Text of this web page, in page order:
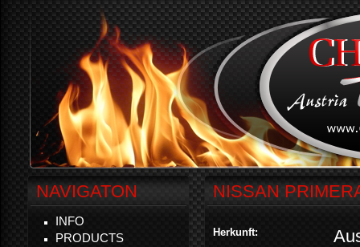
NISSAN
Herkunft:
NAVIGATON
INFO
PRODUCTS